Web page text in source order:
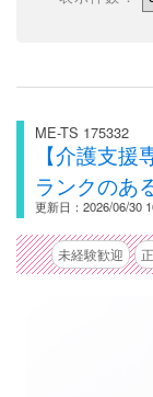
ME-TS 175332
【介護支
ランクのあ
更新日：2026/06/30
未経験歓迎